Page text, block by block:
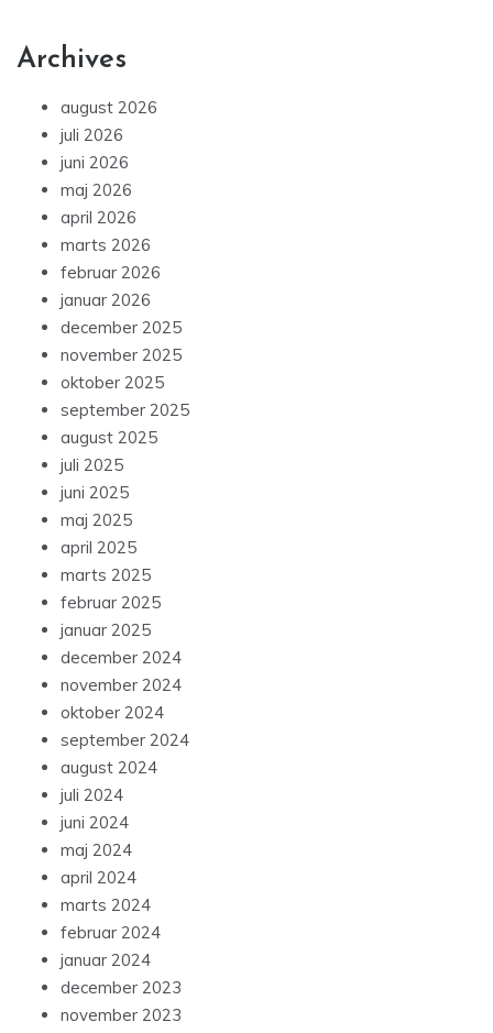
Archives
august 2026
juli 2026
juni 2026
maj 2026
april 2026
marts 2026
februar 2026
januar 2026
december 2025
november 2025
oktober 2025
september 2025
august 2025
juli 2025
juni 2025
maj 2025
april 2025
marts 2025
februar 2025
januar 2025
december 2024
november 2024
oktober 2024
september 2024
august 2024
juli 2024
juni 2024
maj 2024
april 2024
marts 2024
februar 2024
januar 2024
december 2023
november 2023